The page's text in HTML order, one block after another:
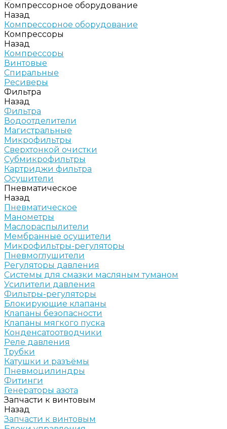
Компрессорное оборудование
Назад
Компрессорное оборудование
Компрессоры
Назад
Компрессоры
Винтовые
Спиральные
Ресиверы
Фильтра
Назад
Фильтра
Водоотделители
Магистральные
Микрофильтры
Сверхтонкой очистки
Субмикрофильтры
Картриджи фильтра
Осушители
Пневматическое
Назад
Пневматическое
Манометры
Маслораспылители
Мембранные осушители
Микрофильтры-регуляторы
Пневмоглушители
Регуляторы давления
Системы для смазки масляным туманом
Усилители давления
Фильтры-регуляторы
Блокирующие клапаны
Клапаны безопасности
Клапаны мягкого пуска
Конденсатоотводчики
Реле давления
Трубки
Катушки и разъёмы
Пневмоцилиндры
Фитинги
Генераторы азота
Запчасти к винтовым
Назад
Запчасти к винтовым